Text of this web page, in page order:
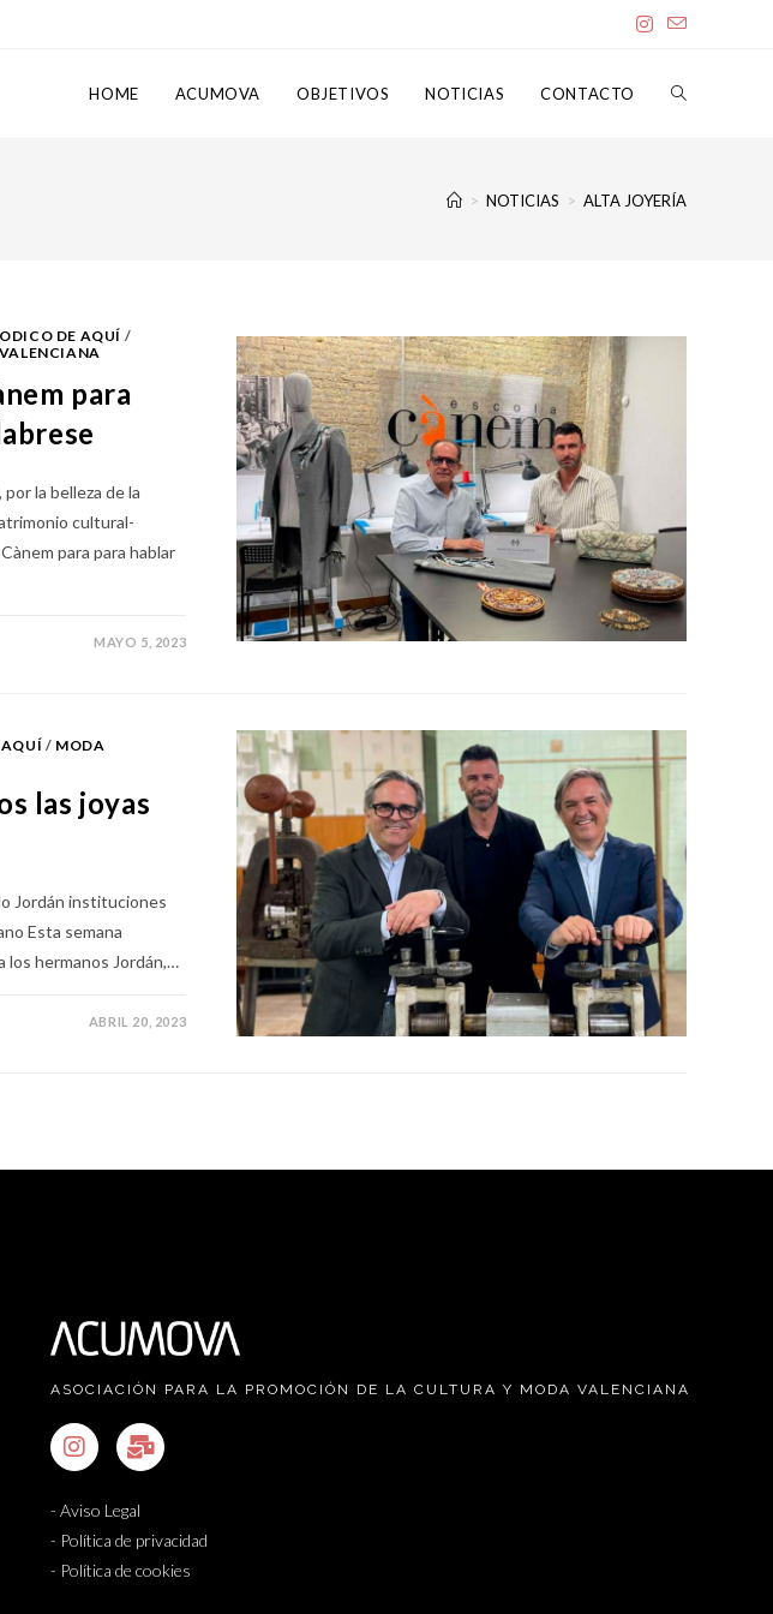
HOME ACUMOVA OBJETIVOS NOTICIAS CONTACTO
> NOTICIAS > ALTA JOYERÍA
DE AQUÍ /
para
la belleza de la
cultural-
para para hablar
MAYO 5, 2023
AQUÍ / MODA
las joyas
Jordán instituciones
Esta semana
los hermanos Jordán,…
ABRIL 20, 2023
ASOCIACIÓN PARA LA PROMOCIÓN DE LA CULTURA Y MODA VALENCIANA
- Aviso Legal
- Política de privacidad
- Política de cookies